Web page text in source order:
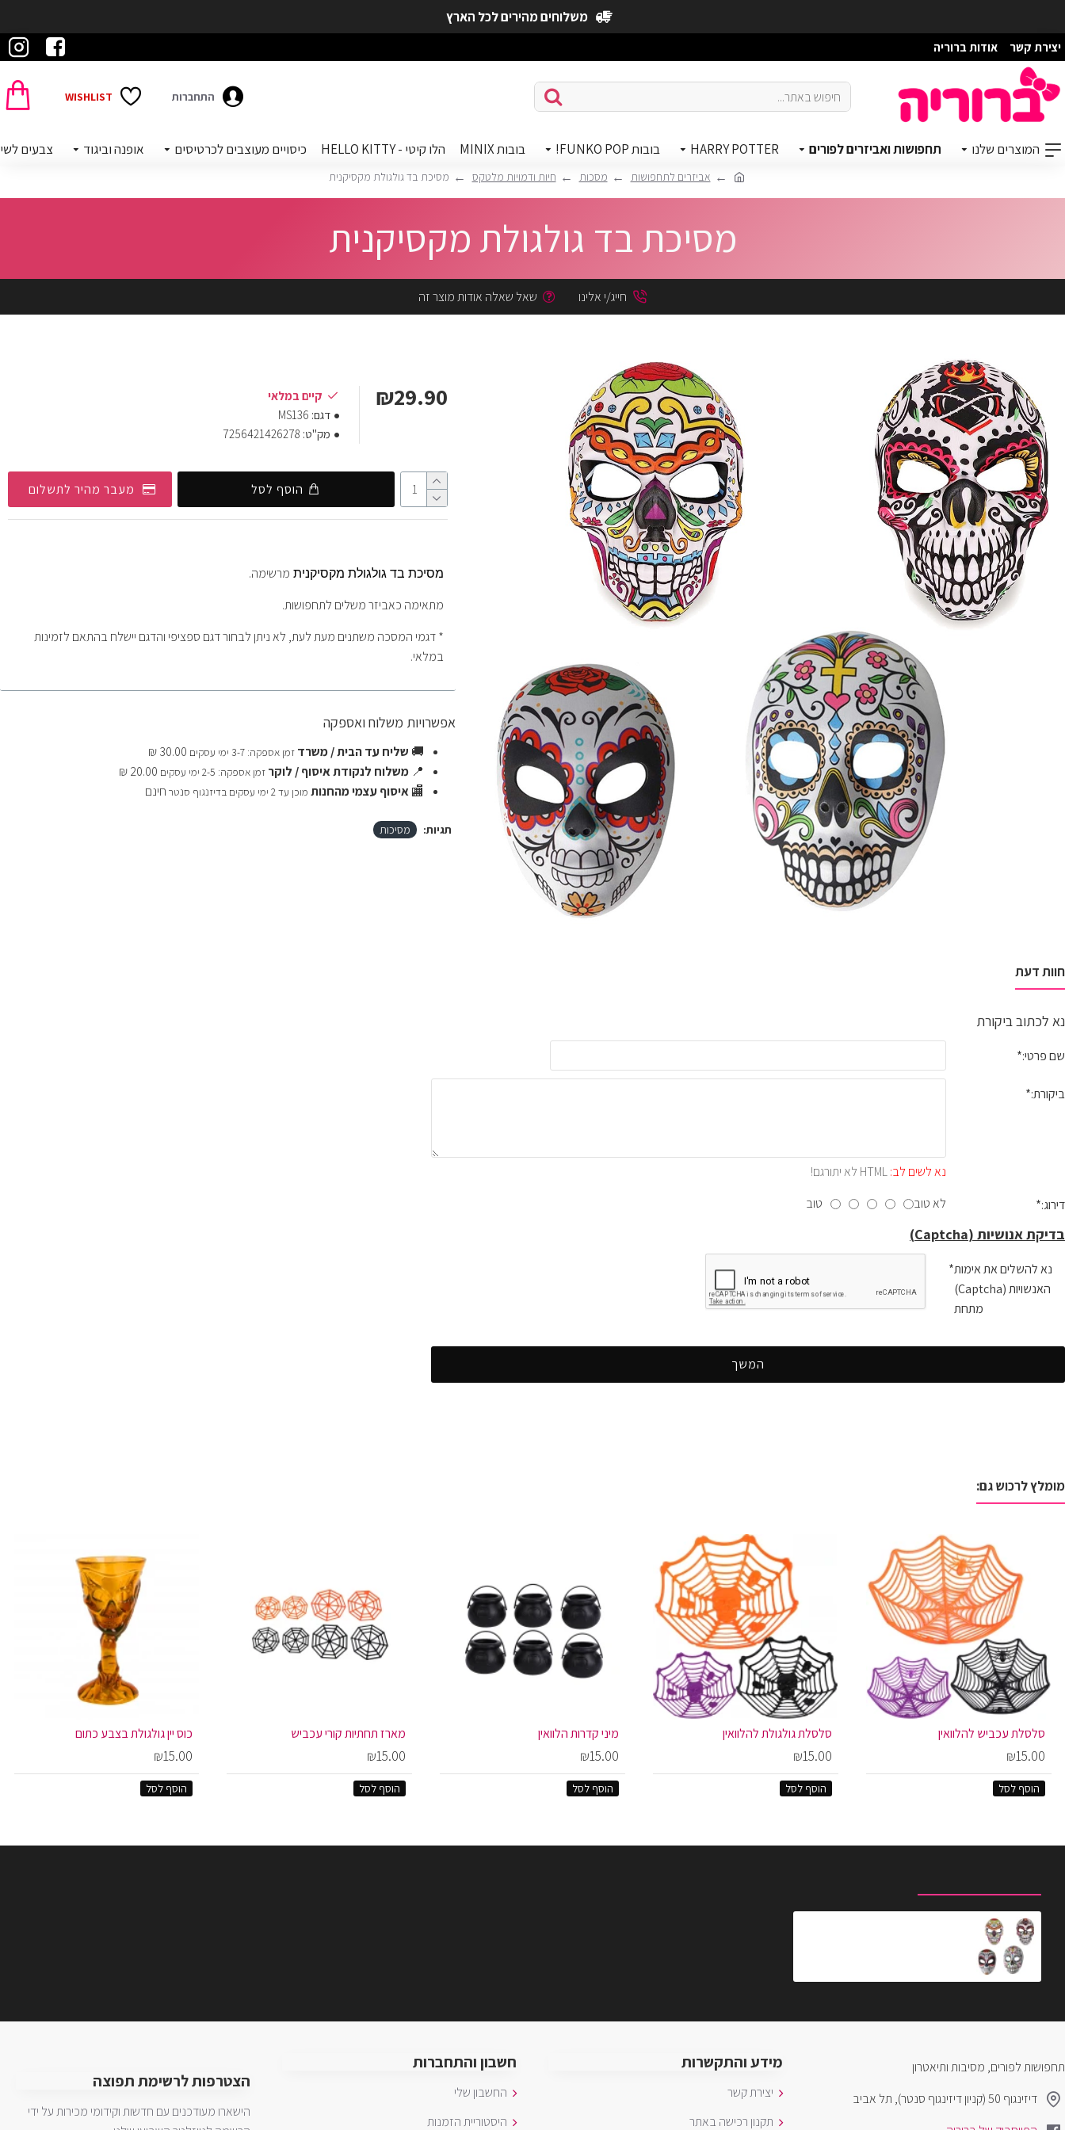
משלוחים מהירים לכל הארץ
יצירת קשר אודות ברוריה
התחברות WISHLIST
המוצרים שלנו תחפושות ואביזרים לפורים HARRY POTTER בובות FUNKO POP! בובות MINIX הלו קיטי - HELLO KITTY כיסויים מעוצבים לכרטיסים אופנה וביגוד צבעים
אביזרים לתחפושות מסכות חיות ודמויות מלטקס מסיכת בד גולגולת מקסיקנית
מסיכת בד גולגולת מקסיקנית
חייג/י אלינו שאל שאלה אודות מוצר זה
₪29.90
קיים במלאי
דגם: MS136
מק"ט: 7256421426278
הוסף לסל מעבר מהיר לתשלום
אפשרויות משלוח ואספקה
🚚 שליח עד הבית / משרד זמן אספקה: 3-7 ימי עסקים
30.00 ₪
📍 משלוח לנקודת איסוף / לוקר זמן אספקה: 2-5 ימי עסקים
20.00 ₪
🏬איסוף עצמי מהחנות מוכן עד 2 ימי עסקים בדיזנגוף סנטר חינם
מסיכת בד גולגולת מקסיקנית מרשימה.
מתאימה כאביזר משלים לתחפושות.
* דגמי המסכה משתנים מעת לעת, לא ניתן לבחור דגם ספציפי והדגם יישלח בהתאם לזמינות
במלאי.
תגיות: מסיכות
חוות דעת
נא לכתוב ביקורת
שם פרטי:
ביקורת:
נא לשים לב:
דירוג:
לא טוב טוב
בדיקת אנושיות (Captcha)
נא להשלים את אימות
האנשויות (Captcha)
מתחת
המשך
מומלץ לרכוש גם:
סלסלת עכביש להלוואין
₪15.00
הוסף לסל
סלסלת גולגולת להלוואין
₪15.00
הוסף לסל
מיני קדרות הלוואין
₪15.00
הוסף לסל
מארז תחתיות קורי עכביש
₪15.00
הוסף לסל
כוס יין גולגולת בצבע כתום
₪15.00
הוסף לסל
תחפושות לפורים, מסיבות ותיאטרון
דיזינגוף 50 (קניון דיזינגוף סנטר), תל אביב
מידע והתקשרות
יצירת קשר
תקנון רכישה באתר
חשבון והתחברות
החשבון שלי
היסטוריית הזמנות
הצטרפות לרשימת תפוצה
הישארו מעודכנים עם חדשות וקידומי מכירות על ידי